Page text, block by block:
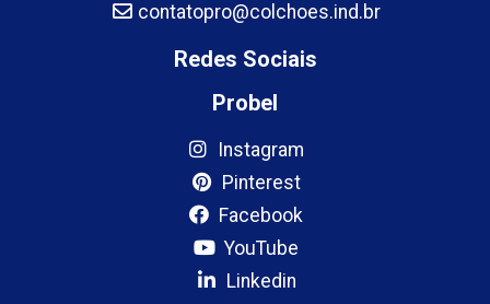
contatopro@colchoes.ind.br
Redes Sociais
Probel
Instagram
Pinterest
Facebook
YouTube
Linkedin